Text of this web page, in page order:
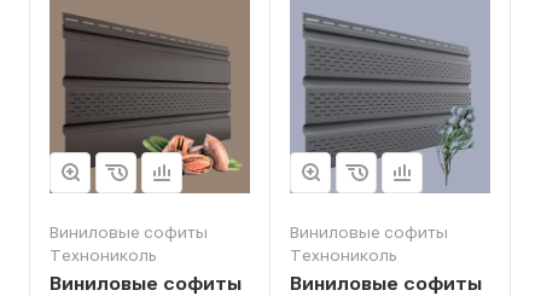
Виниловые софиты
Технониколь
Виниловые софиты
Виниловые софиты
Технониколь
Виниловые софиты